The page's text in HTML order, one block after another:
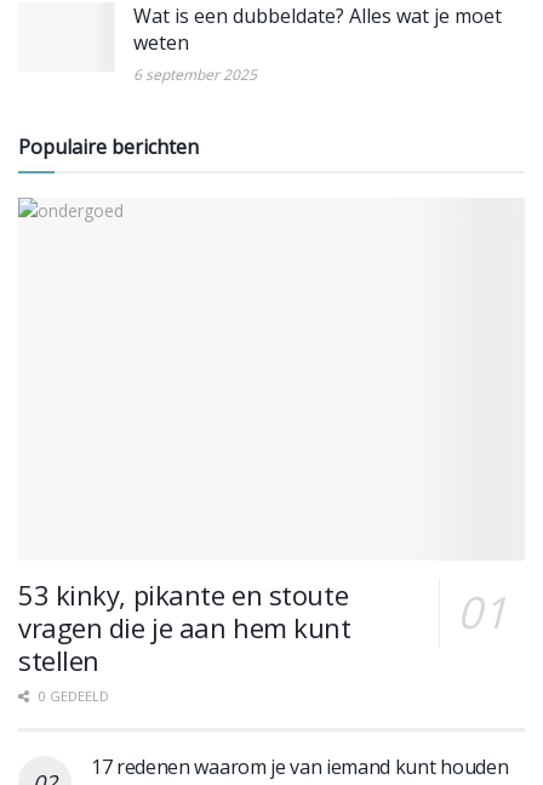
Wat is een dubbeldate? Alles wat je moet
weten
6 september 2025
Populaire berichten
53 kinky, pikante en stoute
vragen die je aan hem kunt
stellen
0 GEDEELD
17 redenen waarom je van iemand kunt houden